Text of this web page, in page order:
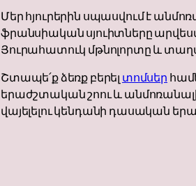
Մեր հյուրերին սպասվում է
ֆրանսիական սյուիտները
Յուրահատուկ մթնոլորտը և
Շտապե՛ք ձեռք բերել տոմսեր
երաժշտական ​​շոու և անմոռանալի
վայելելու կենդանի դասական